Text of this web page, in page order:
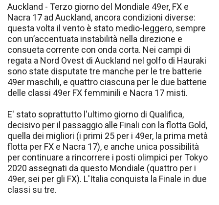
Auckland - Terzo giorno del Mondiale 49er, FX e
Nacra 17 ad Auckland, ancora condizioni diverse:
questa volta il vento è stato medio-leggero, sempre
con un’accentuata instabilità nella direzione e
consueta corrente con onda corta. Nei campi di
regata a Nord Ovest di Auckland nel golfo di Hauraki
sono state disputate tre manche per le tre batterie
49er maschili, e quattro ciascuna per le due batterie
delle classi 49er FX femminili e Nacra 17 misti.
E' stato soprattutto l'ultimo giorno di Qualifica,
decisivo per il passaggio alle Finali con la flotta Gold,
quella dei migliori (i primi 25 per i 49er, la prima metà
flotta per FX e Nacra 17), e anche unica possibilità
per continuare a rincorrere i posti olimpici per Tokyo
2020 assegnati da questo Mondiale (quattro per i
49er, sei per gli FX). L'Italia conquista la Finale in due
classi su tre.